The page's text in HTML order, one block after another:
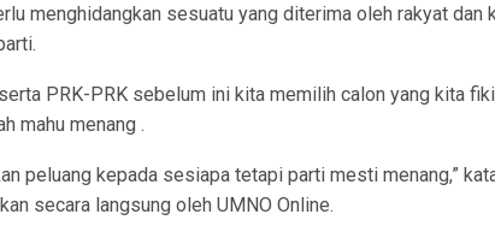
menghidangkan sesuatu yang diterima oleh rakyat dan
PRK-PRK sebelum ini kita memilih calon yang kita
mahu menang .
peluang kepada sesiapa tetapi parti mesti menang,”
secara langsung oleh UMNO Online.